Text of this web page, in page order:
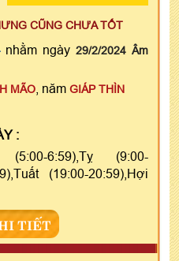
CŨNG CHƯA TỐT
nhằm ngày29/2/2024 Âm
MÃO , năm GIÁP THÌN
:
6:59),Tỵ (9:00-
(19:00-20:59),Hợi
TIẾT